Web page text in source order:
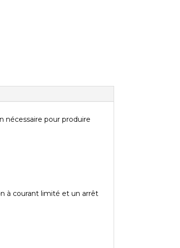
nécessaire pour produire
à courant limité et un arrêt